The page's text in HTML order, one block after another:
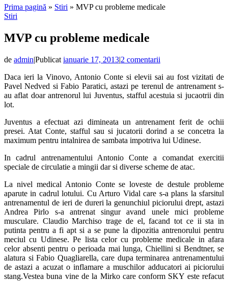
Prima pagină » Stiri » MVP cu probleme medicale
Stiri
MVP cu probleme medicale
de admin|Publicat ianuarie 17, 2013|2 comentarii
Daca ieri la Vinovo, Antonio Conte si elevii sai au fost vizitati de
Pavel Nedved si Fabio Paratici, astazi pe terenul de antrenament s-
au aflat doar antrenorul lui Juventus, stafful acestuia si jucaotrii din
lot.
Juventus a efectuat azi dimineata un antrenament ferit de ochii
presei. Atat Conte, stafful sau si jucatorii dorind a se concetra la
maximum pentru intalnirea de sambata impotriva lui Udinese.
In cadrul antrenamentului Antonio Conte a comandat exercitii
speciale de circulatie a mingii dar si diverse scheme de atac.
La nivel medical Antonio Conte se loveste de destule probleme
aparute in cadrul lotului. Cu Arturo Vidal care s-a plans la sfarsitul
antrenamentul de ieri de dureri la genunchiul piciorului drept, astazi
Andrea Pirlo s-a antrenat singur avand unele mici probleme
musculare. Claudio Marchiso trage de el, facand tot ce ii sta in
putinta pentru a fi apt si a se pune la dipozitia antrenorului pentru
meciul cu Udinese. Pe lista celor cu probleme medicale in afara
celor absenti pentru o perioada mai lunga, Chiellini si Bendtner, se
alatura si Fabio Quagliarella, care dupa terminarea antrenamentului
de astazi a acuzat o inflamare a muschilor adducatori ai piciorului
stang.Vestea buna vine de la Mirko care conform SKY este refacut